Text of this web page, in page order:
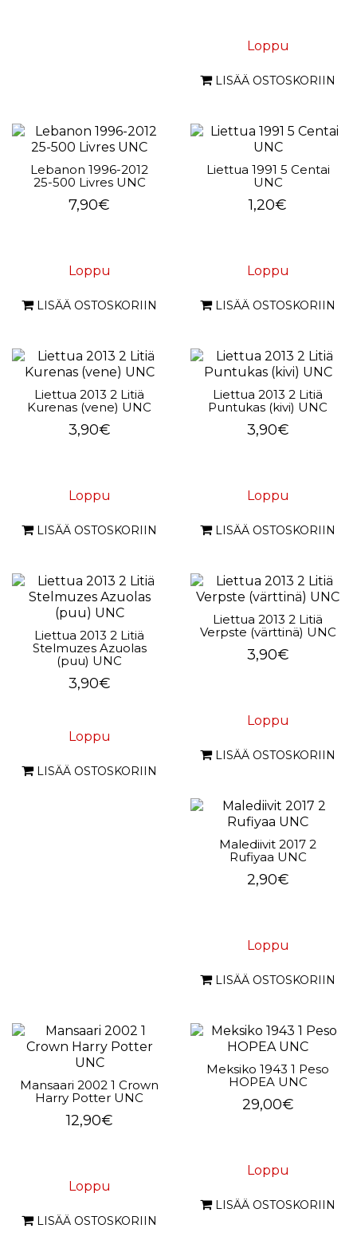
Loppu
LISÄÄ OSTOSKORIIN
Lebanon 1996-2012
25-500 Livres UNC
7,90€
Loppu
LISÄÄ OSTOSKORIIN
Liettua 1991 5 Centai
UNC
1,20€
Loppu
LISÄÄ OSTOSKORIIN
Liettua 2013 2 Litiä
Kurenas (vene) UNC
3,90€
Loppu
LISÄÄ OSTOSKORIIN
Liettua 2013 2 Litiä
Puntukas (kivi) UNC
3,90€
Loppu
LISÄÄ OSTOSKORIIN
Liettua 2013 2 Litiä
Stelmuzes Azuolas
(puu) UNC
3,90€
Loppu
LISÄÄ OSTOSKORIIN
Liettua 2013 2 Litiä
Verpste (värttinä) UNC
3,90€
Loppu
LISÄÄ OSTOSKORIIN
Malediivit 2017 2
Rufiyaa UNC
2,90€
Loppu
LISÄÄ OSTOSKORIIN
Mansaari 2002 1 Crown
Harry Potter UNC
12,90€
Loppu
LISÄÄ OSTOSKORIIN
Meksiko 1943 1 Peso
HOPEA UNC
29,00€
Loppu
LISÄÄ OSTOSKORIIN